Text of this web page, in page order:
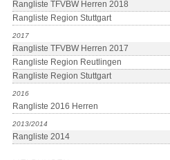
Rangliste TFVBW Herren 2018
Rangliste Region Stuttgart
2017
Rangliste TFVBW Herren 2017
Rangliste Region Reutlingen
Rangliste Region Stuttgart
2016
Rangliste 2016 Herren
2013/2014
Rangliste 2014